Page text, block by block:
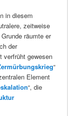
in diesem
zeitweise
räumte er
der
verfrüht gewesen
“
Element
“, die